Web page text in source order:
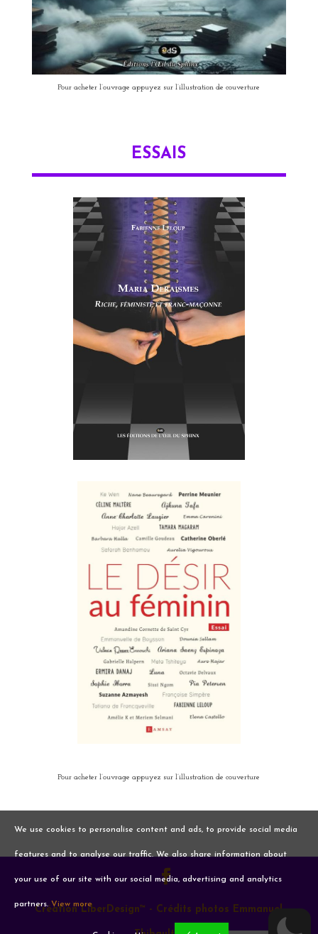
Pour acheter l’ouvrage appuyez sur l’illustration de couverture
ESSAIS
Pour acheter l’ouvrage appuyez sur l’illustration de couverture
Création LiberDesign™ - Crédits photos Emmanuel
We use cookies to personalise content and ads, to provide social media
features and to analyse our traffic. We also share information about
your use of our site with our social media, advertising and analytics
partners.View more